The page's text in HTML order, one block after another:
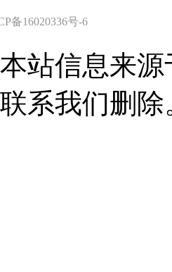
备16020336号-6
站信息来
系我们删除